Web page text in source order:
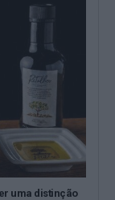
uma distinção